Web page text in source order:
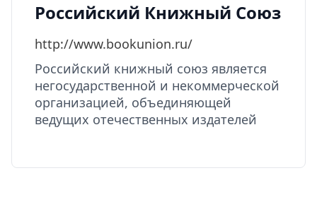
Российский Книжный Союз
http://www.bookunion.ru/
Российский книжный союз является
негосударственной и некоммерческой
организацией, объединяющей
ведущих отечественных издателей